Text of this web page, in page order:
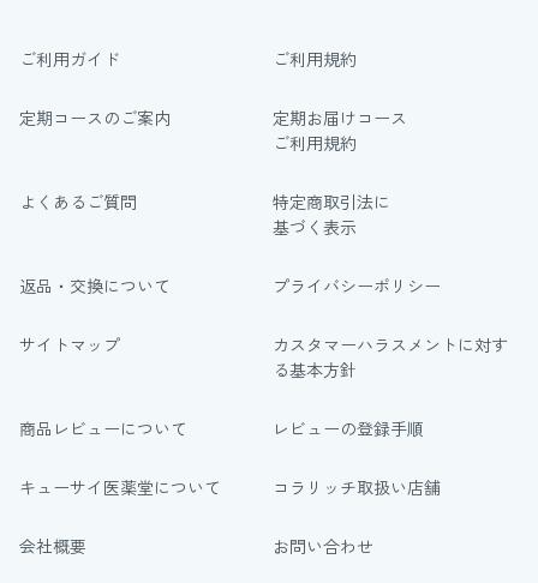
ご利用ガイド ご利用規約
定期コースのご案内
定期お届けコース
ご利用規約
よくあるご質問
特定商取引法に
基づく表示
返品・交換について プライバシーポリシー
サイトマップ
カスタマーハラスメントに対す
る基本方針
商品レビューについて レビューの登録手順
キューサイ医薬堂について コラリッチ取扱い店舗
会社概要 お問い合わせ